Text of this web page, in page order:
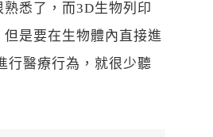
悉了，而3D生物列印
是要在生物體內直接進
行醫療行為，就很少聽